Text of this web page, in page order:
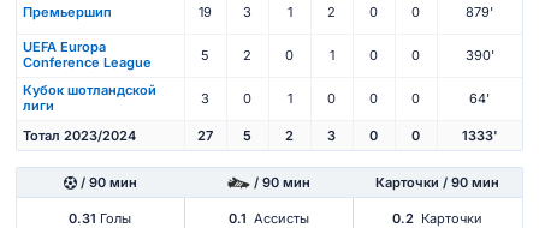
Премьершип 19 3 1 2 0 0 879'
UEFA Europa
Conference League
5 2 0 1 0 0 390'
Кубок шотландской
лиги
3 0 1 0 0 0 64'
Тотал 2023/2024 27 5 2 3 0 0 1333'
/ 90 мин / 90 мин Карточки / 90 мин
0.31 Голы 0.1 Ассисты 0.2 Карточки